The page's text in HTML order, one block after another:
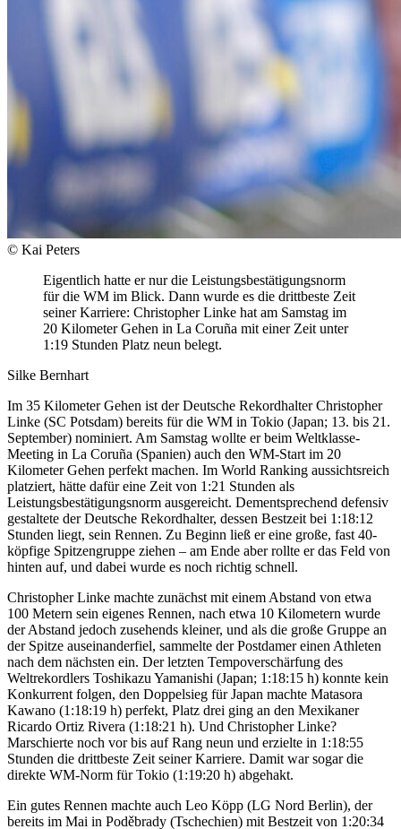
© Kai Peters
Eigentlich hatte er nur die Leistungsbestätigungsnorm
für die WM im Blick. Dann wurde es die drittbeste Zeit
seiner Karriere: Christopher Linke hat am Samstag im
20 Kilometer Gehen in La Coruña mit einer Zeit unter
1:19 Stunden Platz neun belegt.
Silke Bernhart
Im 35 Kilometer Gehen ist der Deutsche Rekordhalter Christopher
Linke (SC Potsdam) bereits für die WM in Tokio (Japan; 13. bis 21.
September) nominiert. Am Samstag wollte er beim Weltklasse-
Meeting in La Coruña (Spanien) auch den WM-Start im 20
Kilometer Gehen perfekt machen. Im World Ranking aussichtsreich
platziert, hätte dafür eine Zeit von 1:21 Stunden als
Leistungsbestätigungsnorm ausgereicht. Dementsprechend defensiv
gestaltete der Deutsche Rekordhalter, dessen Bestzeit bei 1:18:12
Stunden liegt, sein Rennen. Zu Beginn ließ er eine große, fast 40-
köpfige Spitzengruppe ziehen – am Ende aber rollte er das Feld von
hinten auf, und dabei wurde es noch richtig schnell.
Christopher Linke machte zunächst mit einem Abstand von etwa
100 Metern sein eigenes Rennen, nach etwa 10 Kilometern wurde
der Abstand jedoch zusehends kleiner, und als die große Gruppe an
der Spitze auseinanderfiel, sammelte der Postdamer einen Athleten
nach dem nächsten ein. Der letzten Tempoverschärfung des
Weltrekordlers Toshikazu Yamanishi (Japan; 1:18:15 h) konnte kein
Konkurrent folgen, den Doppelsieg für Japan machte Matasora
Kawano (1:18:19 h) perfekt, Platz drei ging an den Mexikaner
Ricardo Ortiz Rivera (1:18:21 h). Und Christopher Linke?
Marschierte noch vor bis auf Rang neun und erzielte in 1:18:55
Stunden die drittbeste Zeit seiner Karriere. Damit war sogar die
direkte WM-Norm für Tokio (1:19:20 h) abgehakt.
Ein gutes Rennen machte auch Leo Köpp (LG Nord Berlin), der
bereits im Mai in Poděbrady (Tschechien) mit Bestzeit von 1:20:34